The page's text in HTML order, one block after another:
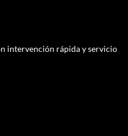
intervención rápida y servicio